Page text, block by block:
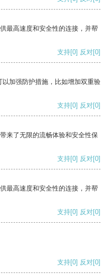
最高速度和安全性的连接，并帮
支持[0] 反对[0]
加强防护措施，比如增加双重验
支持[0] 反对[0]
来了无限的流畅体验和安全性保
支持[0] 反对[0]
最高速度和安全性的连接，并帮
支持[0] 反对[0]
支持[0] 反对[0]